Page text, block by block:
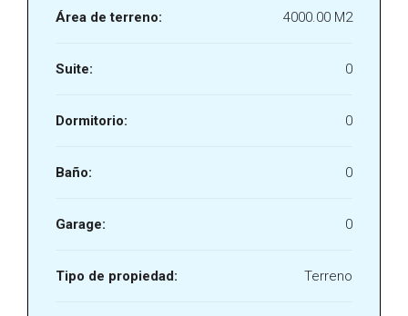
Área de terreno: 4000.00 M2
Suite: 0
Dormitorio: 0
Baño: 0
Garage: 0
Tipo de propiedad: Terreno